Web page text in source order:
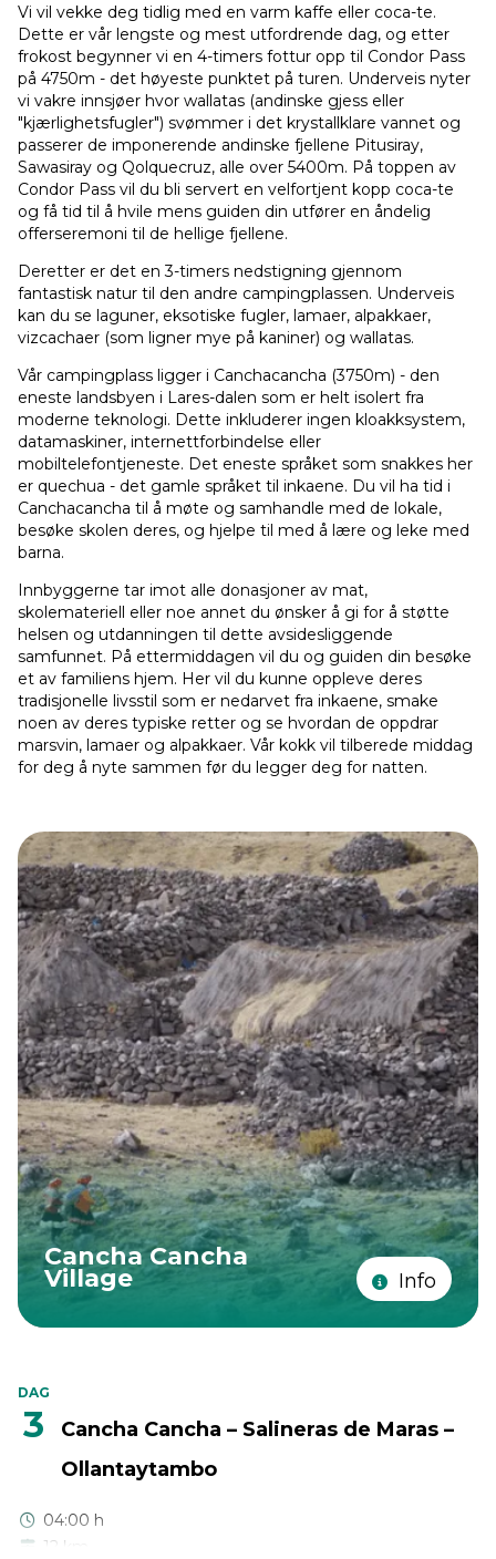
Vi vil vekke deg tidlig med en varm kaffe eller coca-te.
Dette er vår lengste og mest utfordrende dag, og etter
frokost begynner vi en 4-timers fottur opp til Condor Pass
på 4750m - det høyeste punktet på turen. Underveis nyter
vi vakre innsjøer hvor wallatas (andinske gjess eller
"kjærlighetsfugler") svømmer i det krystallklare vannet og
passerer de imponerende andinske fjellene Pitusiray,
Sawasiray og Qolquecruz, alle over 5400m. På toppen av
Condor Pass vil du bli servert en velfortjent kopp coca-te
og få tid til å hvile mens guiden din utfører en åndelig
offerseremoni til de hellige fjellene.
Deretter er det en 3-timers nedstigning gjennom
fantastisk natur til den andre campingplassen. Underveis
kan du se laguner, eksotiske fugler, lamaer, alpakkaer,
vizcachaer (som ligner mye på kaniner) og wallatas.
Vår campingplass ligger i Canchacancha (3750m) - den
eneste landsbyen i Lares-dalen som er helt isolert fra
moderne teknologi. Dette inkluderer ingen kloakksystem,
datamaskiner, internettforbindelse eller
mobiltelefontjeneste. Det eneste språket som snakkes her
er quechua - det gamle språket til inkaene. Du vil ha tid i
Canchacancha til å møte og samhandle med de lokale,
besøke skolen deres, og hjelpe til med å lære og leke med
barna.
Innbyggerne tar imot alle donasjoner av mat,
skolemateriell eller noe annet du ønsker å gi for å støtte
helsen og utdanningen til dette avsidesliggende
samfunnet. På ettermiddagen vil du og guiden din besøke
et av familiens hjem. Her vil du kunne oppleve deres
tradisjonelle livsstil som er nedarvet fra inkaene, smake
noen av deres typiske retter og se hvordan de oppdrar
marsvin, lamaer og alpakkaer. Vår kokk vil tilberede middag
for deg å nyte sammen før du legger deg for natten.
Cancha Cancha
Village Info
DAG
3
Cancha Cancha – Salineras de Maras –
Ollantaytambo
04:00 h
12 km